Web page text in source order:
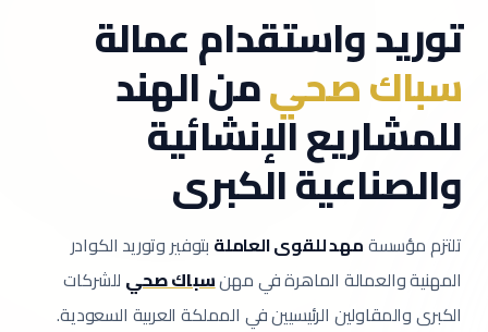
توريد واستقدام عمالة
سباك صحيمن الهند
للمشاريع الإنشائية
والصناعية الكبرى
تلتزم مؤسسةمهد للقوى العاملة بتوفير وتوريد الكوادر
المهنية والعمالة الماهرة في مهنسباك صحي للشركات
الكبرى والمقاولين الرئيسيين في المملكة العربية السعودية.